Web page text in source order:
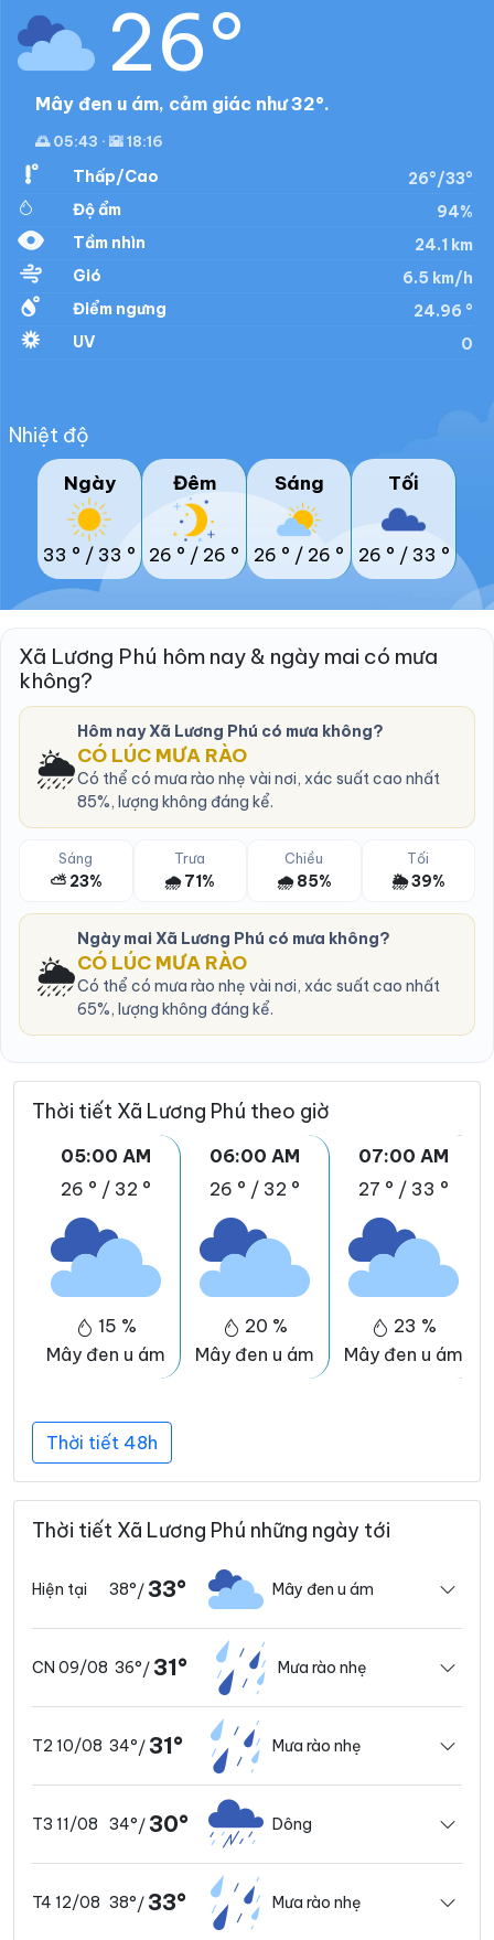
26°
Mây đen u ám, cảm giác như 32°.
🌅 05:43 · 🌇 18:16
Thấp/Cao
26°/33°
Độ ẩm
94%
Tầm nhìn
24.1 km
Gió
6.5 km/h
Điểm ngưng
24.96 °
UV
0
Nhiệt độ
Ngày
33 ° / 33 °
Đêm
26 ° / 26 °
Sáng
26 ° / 26 °
Tối
26 ° / 33 °
Xã Lương Phú hôm nay & ngày mai có mưa
không?
🌦️
Hôm nay Xã Lương Phú có mưa không?
CÓ LÚC MƯA RÀO
Có thể có mưa rào nhẹ vài nơi, xác suất cao nhất
85%, lượng không đáng kể.
Sáng
⛅ 23%
Trưa
🌧️ 71%
Chiều
🌧️ 85%
Tối
🌦️ 39%
🌦️
Ngày mai Xã Lương Phú có mưa không?
CÓ LÚC MƯA RÀO
Có thể có mưa rào nhẹ vài nơi, xác suất cao nhất
65%, lượng không đáng kể.
Thời tiết Xã Lương Phú theo giờ
05:00 AM
26 ° / 32 °
15 %
Mây đen u ám
06:00 AM
26 ° / 32 °
20 %
Mây đen u ám
07:00 AM
27 ° / 33 °
23 %
Mây đen u ám
Thời tiết 48h
Thời tiết Xã Lương Phú những ngày tới
Hiện tại 38°/ 33° Mây đen u ám
CN 09/08 36°/ 31° Mưa rào nhẹ
T2 10/08 34°/ 31° Mưa rào nhẹ
T3 11/08 34°/ 30° Dông
T4 12/08 38°/ 33° Mưa rào nhẹ